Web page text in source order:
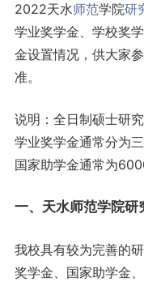
2022天水师范学院研
学业奖学金、学校奖
金设置情况，供大家
准。
说明：全日制硕士研
学业奖学金通常分为
国家助学金通常为
一、天水师范学院研
我校具有较为完善的
奖学金、国家助学金